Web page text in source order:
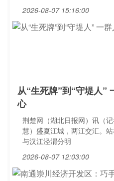
2026-08-07 15:16:00
从“生死牌”到“守堤人”
心
荆楚网（湖北日报网）讯（
慧）盛夏江城，两江交汇。
与汉江泾渭分明
2026-08-07 12:03:00